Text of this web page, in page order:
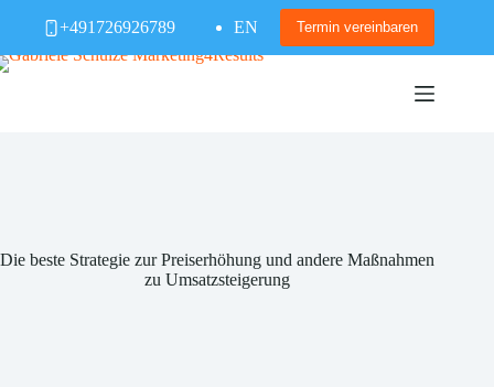
+491726926789 EN Termin vereinbaren
Die beste Strategie zur Preiserhöhung und andere Maßnahmen
zu Umsatzsteigerung